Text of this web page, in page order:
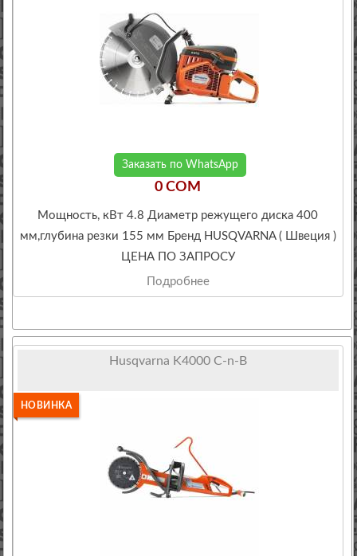
Заказать по WhatsApp
0 COM
Мощность, кВт 4.8 Диаметр режущего диска 400
мм,глубина резки 155 мм Бренд HUSQVARNA ( Швеция )
ЦЕНА ПО ЗАПРОСУ
Подробнее
Husqvarna K4000 C-n-B
НОВИНКА